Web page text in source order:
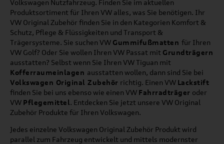
Volkswagen Nutzfahrzeug. Finden Sie im aktuellen
Produktsortiment für Ihren VW alles, was Sie benötigen. Ihr
VW Original Zubehör finden Sie in den Kategorien Komfort &
Schutz, Pflege & Flüssigkeiten und Transport &
Trägersysteme. Sie suchen VW Gummifußmatten für Ihren
VW Golf? Oder Sie wollen Ihren VW Passat mit Grundträgern
ausstatten? Selbst wenn Sie Ihren VW Tiguan mit
Kofferraumeinlagen ausstatten wollen, dann sind Sie bei
Volkswagen Original Zubehör richtig. Einen VW Lackstift
finden Sie bei uns ebenso wie einen VW Fahrradträger oder
VW Pflegemittel. Entdecken Sie jetzt unsere VW Original
Zubehör Produkte für Ihren Volkswagen.
Jedes einzelne Volkswagen Original Zubehör Produkt wird
parallel zum Fahrzeug entwickelt und mittels modernster